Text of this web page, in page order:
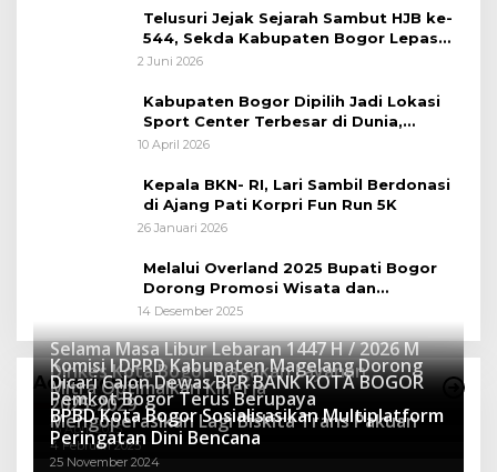
Telusuri Jejak Sejarah Sambut HJB ke-
544, Sekda Kabupaten Bogor Lepas
Gowes Napak Tilas Bogor
2 Juni 2026
Kabupaten Bogor Dipilih Jadi Lokasi
Sport Center Terbesar di Dunia,
Peluang Tingkatkan Pertumbuhan
10 April 2026
Kepala BKN- RI, Lari Sambil Berdonasi
di Ajang Pati Korpri Fun Run 5K
26 Januari 2026
Melalui Overland 2025 Bupati Bogor
Dorong Promosi Wisata dan
Pelestarian Alam
14 Desember 2025
Advertorial
Selama Masa Libur Lebaran 1447 H / 2026 M
Dinkes Kota Bogor Siagakan Layanan
Kesehatan
16 Maret 2026
Komisi I DPRD Kabupaten Magelang Dorong
Mitra Optimalkan Kinerja
27 Mei 2025
Dicari Calon Dewas BPR BANK KOTA BOGOR
2025-2029
15 April 2025
Pemkot Bogor Terus Berupaya
Mengoperasikan Lagi Biskita Trans Pakuan
4 Februari 2025
BPBD Kota Bogor Sosialisasikan Multiplatform
Peringatan Dini Bencana
25 November 2024